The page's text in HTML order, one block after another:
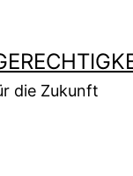
die Zukunft